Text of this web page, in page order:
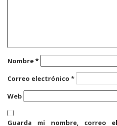
Nombre*
Correo electrónico *
Web
Guarda mi nombre, correo